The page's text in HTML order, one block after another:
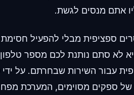
אתם מנסים לגשת.
ספציפית מבלי להפעיל
לא סתם נותנת לכם מספר
עבור השירות שבחרתם. על ידי
של ספקים מסוימים, המערכת